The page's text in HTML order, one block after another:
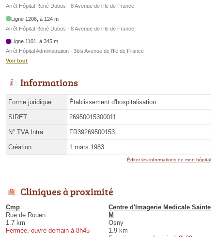
Arrêt Hôpital René Dubos - 8 Avenue de l’Ile de France
Ligne 1206, à 124 m
Arrêt Hôpital René Dubos - 8 Avenue de l’Ile de France
Ligne 1101, à 345 m
Arrêt Hôpital Administration - 3bis Avenue de l’Ile de France
Voir tout
Informations
Forme juridique Établissement d'hospitalisation
SIRET 26950015300011
N° TVA Intra. FR39269500153
Création 1 mars 1983
Éditer les informations de mon hôpital
Cliniques à proximité
Cmp
Rue de Rouen
1.7 km
Fermée, ouvre demain à 8h45
Centre d'Imagerie Medicale Sainte
M
Osny
1.9 km